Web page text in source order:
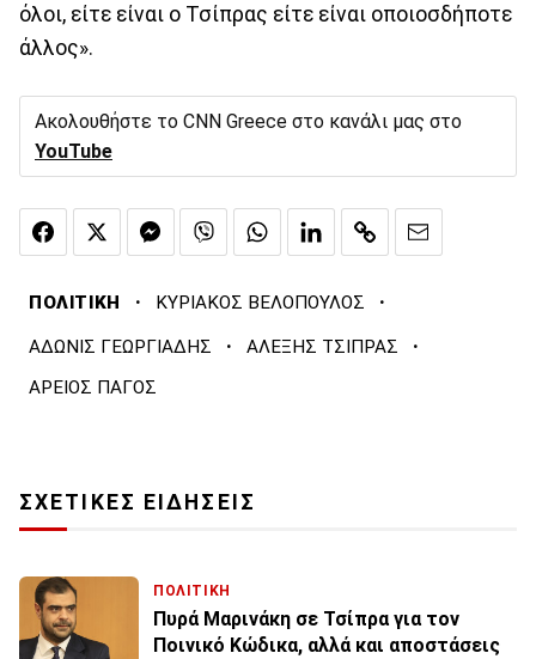
όλοι, είτε είναι ο Τσίπρας είτε είναι οποιοσδήποτε
άλλος».
Ακολουθήστε το CNN Greece στο κανάλι μας στο
YouTube
ΠΟΛΙΤΙΚΗ · ΚΥΡΙΑΚΟΣ ΒΕΛΟΠΟΥΛΟΣ ·
ΑΔΩΝΙΣ ΓΕΩΡΓΙΑΔΗΣ · ΑΛΕΞΗΣ ΤΣΙΠΡΑΣ ·
ΑΡΕΙΟΣ ΠΑΓΟΣ
ΣΧΕΤΙΚΕΣ ΕΙΔΗΣΕΙΣ
ΠΟΛΙΤΙΚΗ
Πυρά Μαρινάκη σε Τσίπρα για τον
Ποινικό Κώδικα, αλλά και αποστάσεις